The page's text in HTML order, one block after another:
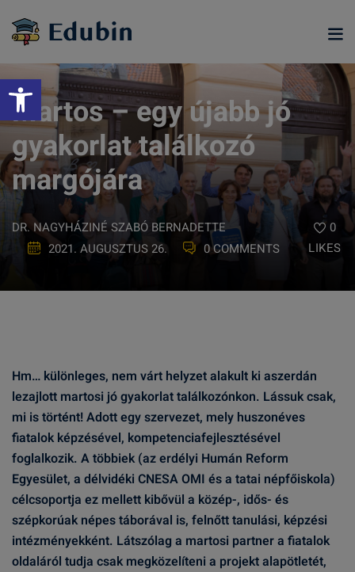
Eszköztár megnyitása
content
Martos – egy újabb jó
gyakorlat találkozó
margójára
DR. NAGYHÁZINÉ SZABÓ BERNADETTE
2021. AUGUSZTUS 26.
0 COMMENTS
0
LIKES
Hm… különleges, nem várt helyzet alakult ki aszerdán
lezajlott martosi jó gyakorlat találkozónkon. Lássuk csak,
mi is történt! Adott egy szervezet, mely huszonéves
fiatalok képzésével, kompetenciafejlesztésével
foglalkozik. A többiek (az erdélyi Humán Reform
Egyesület, a délvidéki CNESA OMI és a tatai népfőiskola)
célcsoportja ez mellett kibővül a közép-, idős- és
szépkorúak népes táborával is, felnőtt tanulási, képzési
intézményekként. Látszólag a martosi partner a fiatalok
oldaláról tudja csak megközelíteni a projekt alapötletét,